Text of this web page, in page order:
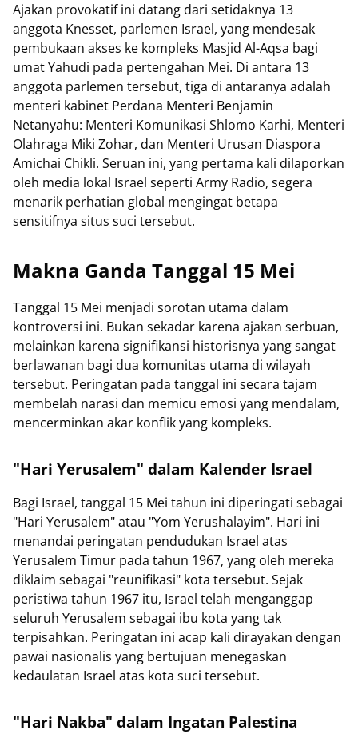
Ajakan provokatif ini datang dari setidaknya 13
anggota Knesset, parlemen Israel, yang mendesak
pembukaan akses ke kompleks Masjid Al-Aqsa bagi
umat Yahudi pada pertengahan Mei. Di antara 13
anggota parlemen tersebut, tiga di antaranya adalah
menteri kabinet Perdana Menteri Benjamin
Netanyahu: Menteri Komunikasi Shlomo Karhi, Menteri
Olahraga Miki Zohar, dan Menteri Urusan Diaspora
Amichai Chikli. Seruan ini, yang pertama kali dilaporkan
oleh media lokal Israel seperti Army Radio, segera
menarik perhatian global mengingat betapa
sensitifnya situs suci tersebut.
Makna Ganda Tanggal 15 Mei
Tanggal 15 Mei menjadi sorotan utama dalam
kontroversi ini. Bukan sekadar karena ajakan serbuan,
melainkan karena signifikansi historisnya yang sangat
berlawanan bagi dua komunitas utama di wilayah
tersebut. Peringatan pada tanggal ini secara tajam
membelah narasi dan memicu emosi yang mendalam,
mencerminkan akar konflik yang kompleks.
"Hari Yerusalem" dalam Kalender Israel
Bagi Israel, tanggal 15 Mei tahun ini diperingati sebagai
"Hari Yerusalem" atau "Yom Yerushalayim". Hari ini
menandai peringatan pendudukan Israel atas
Yerusalem Timur pada tahun 1967, yang oleh mereka
diklaim sebagai "reunifikasi" kota tersebut. Sejak
peristiwa tahun 1967 itu, Israel telah menganggap
seluruh Yerusalem sebagai ibu kota yang tak
terpisahkan. Peringatan ini acap kali dirayakan dengan
pawai nasionalis yang bertujuan menegaskan
kedaulatan Israel atas kota suci tersebut.
"Hari Nakba" dalam Ingatan Palestina